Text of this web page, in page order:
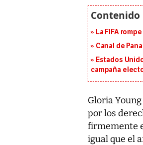
La FIFA
Canal de
Estados
campaña
Gloria
por los
firmemente
igual que el